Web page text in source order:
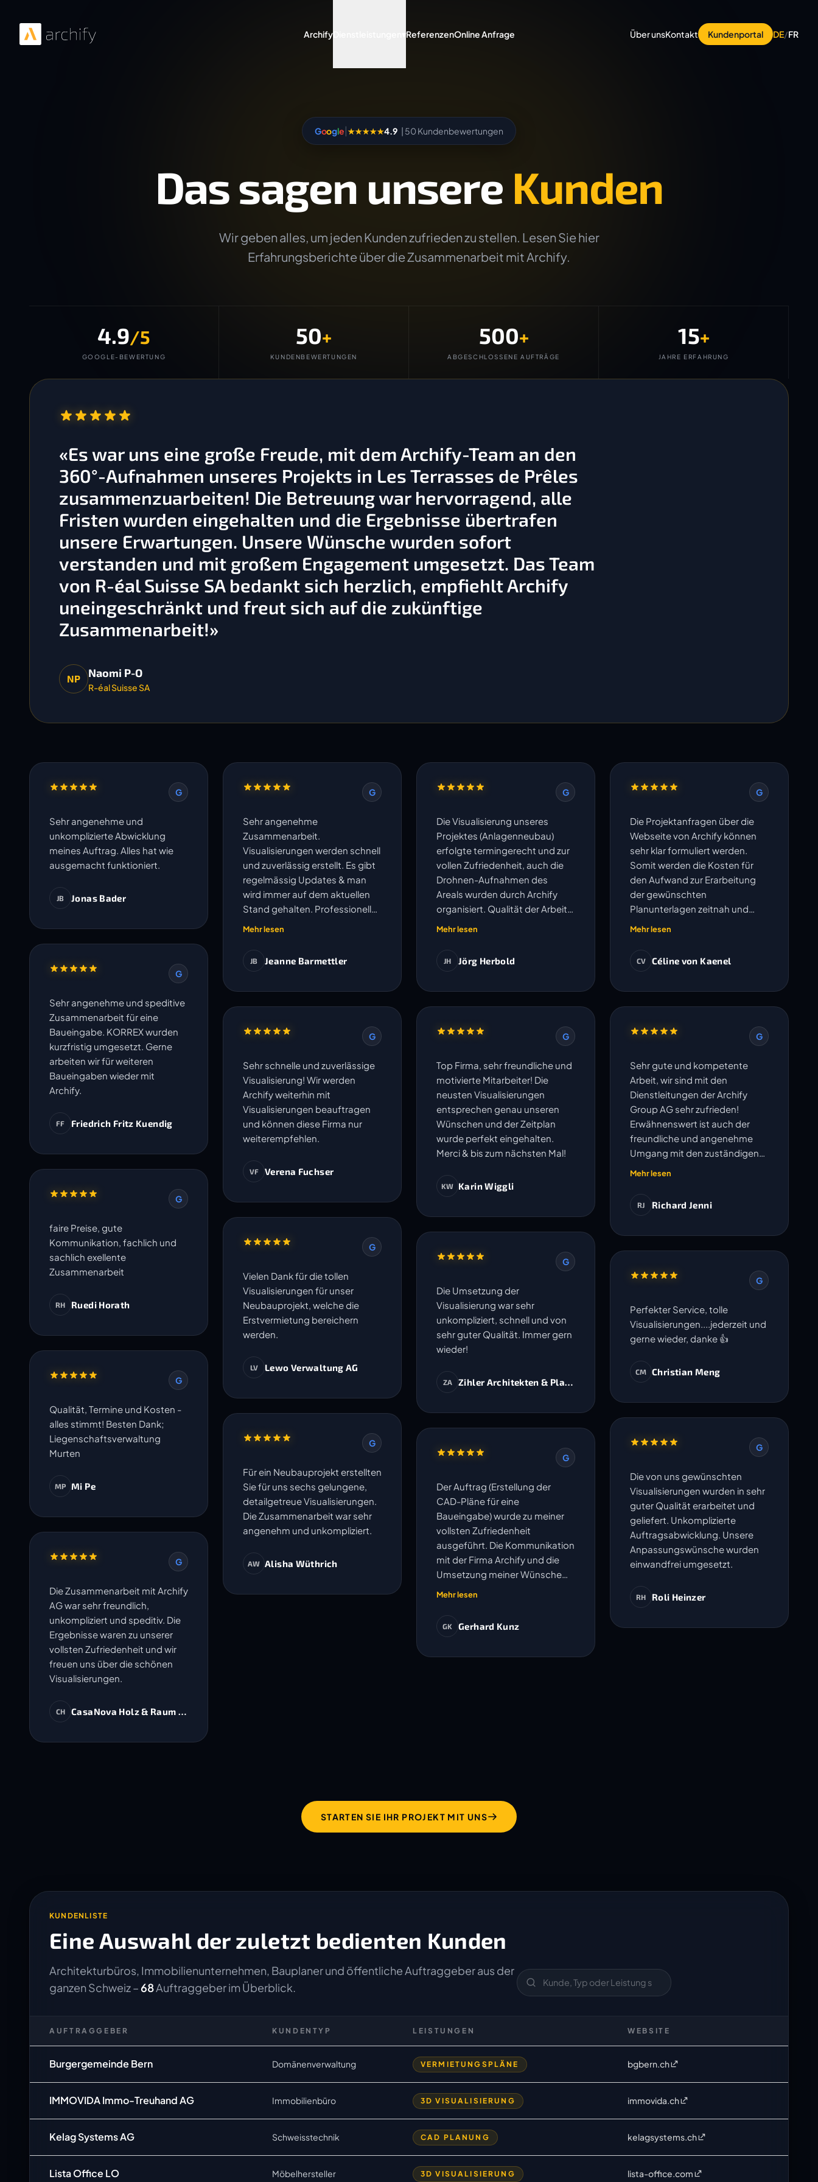
ArchifyDienstleistungen ReferenzenOnline Anfrage Über unsKontakt Kundenportal DE/FR
Google|★★★★★4.9 | 50 Kundenbewertungen
Das sagen unsere Kunden
Wir geben alles, um jeden Kunden zufrieden zu stellen. Lesen Sie hier
Erfahrungsberichte über die Zusammenarbeit mit Archify.
4.9/5
GOOGLE-BEWERTUNG
50+
KUNDENBEWERTUNGEN
500+
ABGESCHLOSSENE AUFTRÄGE
15+
JAHRE ERFAHRUNG
«Es war uns eine große Freude, mit dem Archify-Team an den
360°-Aufnahmen unseres Projekts in Les Terrasses de Prêles
zusammenzuarbeiten! Die Betreuung war hervorragend, alle
Fristen wurden eingehalten und die Ergebnisse übertrafen
unsere Erwartungen. Unsere Wünsche wurden sofort
verstanden und mit großem Engagement umgesetzt. Das Team
von R-éal Suisse SA bedankt sich herzlich, empfiehlt Archify
uneingeschränkt und freut sich auf die zukünftige
Zusammenarbeit!»
NP Naomi P-O
R-éal Suisse SA
G
Sehr angenehme und
unkomplizierte Abwicklung
meines Auftrag. Alles hat wie
ausgemacht funktioniert.
JB Jonas Bader
G
Sehr angenehme und speditive
Zusammenarbeit für eine
Baueingabe. KORREX wurden
kurzfristig umgesetzt. Gerne
arbeiten wir für weiteren
Baueingaben wieder mit
Archify.
FF Friedrich Fritz Kuendig
G
faire Preise, gute
Kommunikation, fachlich und
sachlich exellente
Zusammenarbeit
RH Ruedi Horath
G
Qualität, Termine und Kosten -
alles stimmt! Besten Dank;
Liegenschaftsverwaltung
Murten
MP Mi Pe
G
Die Zusammenarbeit mit Archify
AG war sehr freundlich,
unkompliziert und speditiv. Die
Ergebnisse waren zu unserer
vollsten Zufriedenheit und wir
freuen uns über die schönen
Visualisierungen.
CH CasaNova Holz & Raum AG
G
Sehr angenehme
Zusammenarbeit.
Visualisierungen werden schnell
und zuverlässig erstellt. Es gibt
regelmässig Updates & man
wird immer auf dem aktuellen
Stand gehalten. Professionell
und unkompliziert.
Mehr lesen
JB Jeanne Barmettler
G
Sehr schnelle und zuverlässige
Visualisierung! Wir werden
Archify weiterhin mit
Visualisierungen beauftragen
und können diese Firma nur
weiterempfehlen.
VF Verena Fuchser
G
Vielen Dank für die tollen
Visualisierungen für unser
Neubauprojekt, welche die
Erstvermietung bereichern
werden.
LV Lewo Verwaltung AG
G
Für ein Neubauprojekt erstellten
Sie für uns sechs gelungene,
detailgetreue Visualisierungen.
Die Zusammenarbeit war sehr
angenehm und unkompliziert.
AW Alisha Wüthrich
G
Die Visualisierung unseres
Projektes (Anlagenneubau)
erfolgte termingerecht und zur
vollen Zufriedenheit, auch die
Drohnen-Aufnahmen des
Areals wurden durch Archify
organisiert. Qualität der Arbeit
und Kommunikation sehr gut.
Mehr lesen
JH Jörg Herbold
G
Top Firma, sehr freundliche und
motivierte Mitarbeiter! Die
neusten Visualisierungen
entsprechen genau unseren
Wünschen und der Zeitplan
wurde perfekt eingehalten.
Merci & bis zum nächsten Mal!
KW Karin Wiggli
G
Die Umsetzung der
Visualisierung war sehr
unkompliziert, schnell und von
sehr guter Qualität. Immer gern
wieder!
ZA Zihler Architekten & Planer AG
G
Der Auftrag (Erstellung der
CAD-Pläne für eine
Baueingabe) wurde zu meiner
vollsten Zufriedenheit
ausgeführt. Die Kommunikation
mit der Firma Archify und die
Umsetzung meiner Wünsche
oder Anpassungen wurden
vorbehaltlos empfehlen. - Sie
Mehr lesen
GK Gerhard Kunz
G
Die Projektanfragen über die
Webseite von Archify können
sehr klar formuliert werden.
Somit werden die Kosten für
den Aufwand zur Erarbeitung
der gewünschten
Planunterlagen zeitnah und
transparent ausgewiesen.
Austausch betreffend offenen
umgehend bearbeitet. Die
vereinbarten Termine werden
die Zusammenarbeit in weiteren
Projekten.
Mehr lesen
CV Céline von Kaenel
G
Sehr gute und kompetente
Arbeit, wir sind mit den
Dienstleitungen der Archify
Group AG sehr zufrieden!
Erwähnenswert ist auch der
freundliche und angenehme
Umgang mit den zuständigen
Mitarbeitern.
Mehr lesen
RJ Richard Jenni
G
Perfekter Service, tolle
Visualisierungen....jederzeit und
gerne wieder, danke 👍
CM Christian Meng
G
Die von uns gewünschten
Visualisierungen wurden in sehr
guter Qualität erarbeitet und
geliefert. Unkomplizierte
Auftragsabwicklung. Unsere
Anpassungswünsche wurden
einwandfrei umgesetzt.
RH Roli Heinzer
STARTEN SIE IHR PROJEKT MIT UNS
KUNDENLISTE
Eine Auswahl der zuletzt bedienten Kunden
Architekturbüros, Immobilienunternehmen, Bauplaner und öffentliche Auftraggeber aus der
ganzen Schweiz – 68Auftraggeber im Überblick.
AUFTRAGGEBER KUNDENTYP LEISTUNGEN WEBSITE
Burgergemeinde Bern Domänenverwaltung VERMIETUNGSPLÄNE bgbern.ch
IMMOVIDA Immo-Treuhand AG Immobilienbüro 3D VISUALISIERUNG immovida.ch
Kelag Systems AG Schweisstechnik CAD PLANUNG kelagsystems.ch
Lista Office LO Möbelhersteller 3D VISUALISIERUNG lista-office.com